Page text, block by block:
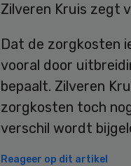
Zilveren Kruis zegt
Dat de zorgkosten
vooral door
bepaalt. Zilveren
zorgkosten toch
verschil wordt
Reageer op dit artikel